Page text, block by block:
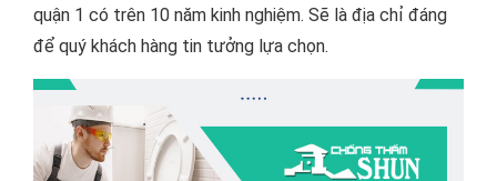
quận 1 có trên 10 năm kinh nghiệm. Sẽ là địa chỉ đáng
để quý khách hàng tin tưởng lựa chọn.